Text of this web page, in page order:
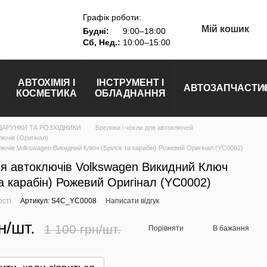
Графік роботи:
Будні:
9:00–18:00
Сб, Нед.: 10:00–15:00
Мій кошик
АВТОХІМІЯ І
КОСМЕТИКА
ІНСТРУМЕНТ І
ОБЛАДНАННЯ
ТА РОЗХІДНИКИ
Брелоки і чохли для автоключей
(Оригінал)
Volkswagen Викидний Ключ (Брілок та карабін) Рожевий Оригінал (YC0002)
автоключів Volkswagen Викидний Ключ
карабін) Рожевий Оригінал (YC0002)
Артикул: S4C_YC0008 Написати відгук
шт. 1 100 грн/шт. Порівняти В бажання